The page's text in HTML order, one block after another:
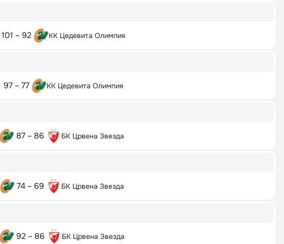
101 – 92 КК Цедевита Олимпия
97 – 77 КК Цедевита Олимпия
87 – 86 БК Црвена Звезда
74 – 69 БК Црвена Звезда
92 – 86 БК Црвена Звезда